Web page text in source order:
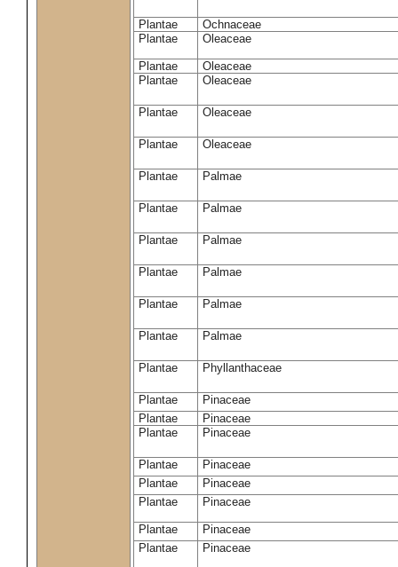
Plantae
Ochnaceae
Plantae
Oleaceae
Plantae
Oleaceae
Plantae
Oleaceae
Plantae Oleaceae
Plantae Oleaceae
Plantae Palmae
Plantae Palmae
Plantae Palmae
Plantae Palmae
Plantae Palmae
Plantae Palmae
Plantae Phyllanthaceae
Plantae
Pinaceae
Plantae
Pinaceae
Plantae
Pinaceae
Plantae
Pinaceae
Plantae
Pinaceae
Plantae
Pinaceae
Plantae
Pinaceae
Plantae
Pinaceae